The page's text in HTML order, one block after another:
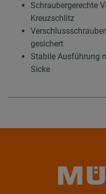
Schraubergerechte
Kreuzschlitz
gesichert
Stabile Ausführung
Sicke